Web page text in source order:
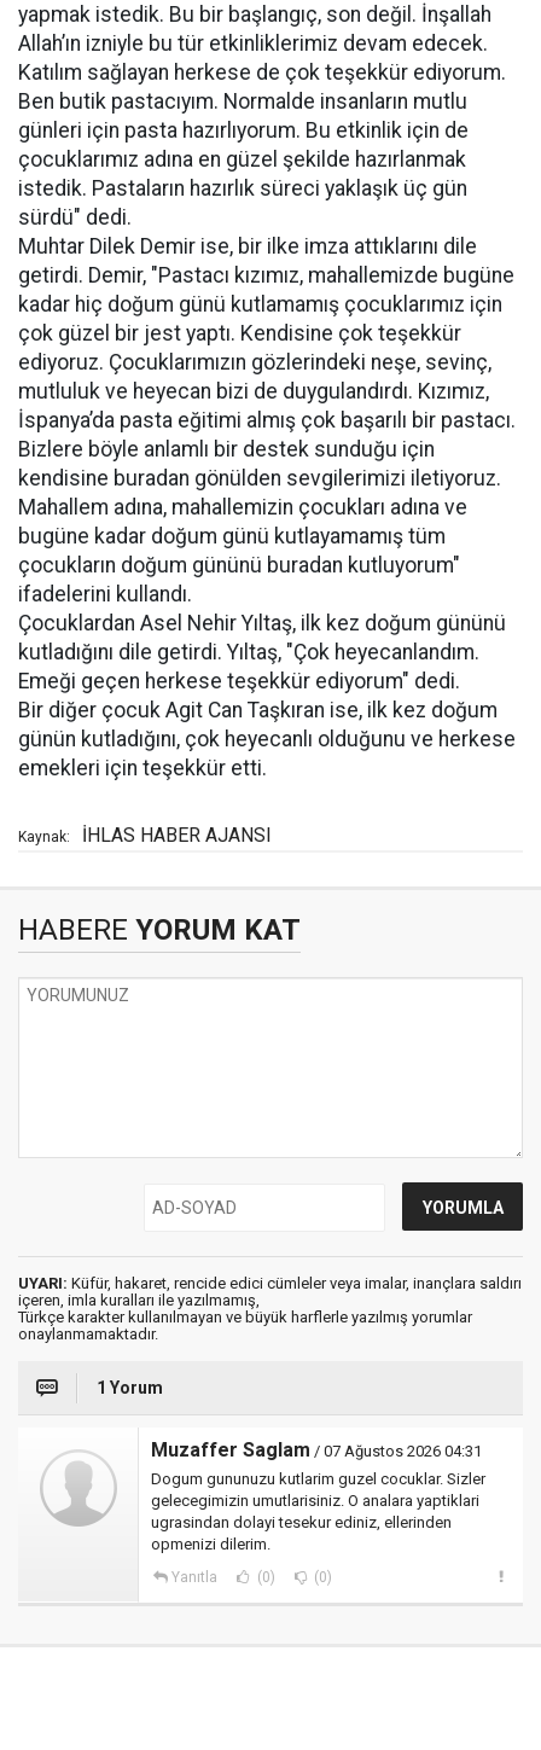
yapmak istedik. Bu bir başlangıç, son değil. İnşallah
Allah’ın izniyle bu tür etkinliklerimiz devam edecek.
Katılım sağlayan herkese de çok teşekkür ediyorum.
Ben butik pastacıyım. Normalde insanların mutlu
günleri için pasta hazırlıyorum. Bu etkinlik için de
çocuklarımız adına en güzel şekilde hazırlanmak
istedik. Pastaların hazırlık süreci yaklaşık üç gün
sürdü" dedi.
Muhtar Dilek Demir ise, bir ilke imza attıklarını dile
getirdi. Demir, "Pastacı kızımız, mahallemizde bugüne
kadar hiç doğum günü kutlamamış çocuklarımız için
çok güzel bir jest yaptı. Kendisine çok teşekkür
ediyoruz. Çocuklarımızın gözlerindeki neşe, sevinç,
mutluluk ve heyecan bizi de duygulandırdı. Kızımız,
İspanya’da pasta eğitimi almış çok başarılı bir pastacı.
Bizlere böyle anlamlı bir destek sunduğu için
kendisine buradan gönülden sevgilerimizi iletiyoruz.
Mahallem adına, mahallemizin çocukları adına ve
bugüne kadar doğum günü kutlayamamış tüm
çocukların doğum gününü buradan kutluyorum"
ifadelerini kullandı.
Çocuklardan Asel Nehir Yıltaş, ilk kez doğum gününü
kutladığını dile getirdi. Yıltaş, "Çok heyecanlandım.
Emeği geçen herkese teşekkür ediyorum" dedi.
Bir diğer çocuk Agit Can Taşkıran ise, ilk kez doğum
günün kutladığını, çok heyecanlı olduğunu ve herkese
emekleri için teşekkür etti.
Kaynak: İHLAS HABER AJANSI
HABERE YORUM KAT
UYARI: Küfür, hakaret, rencide edici cümleler veya imalar, inançlara saldırı
içeren, imla kuralları ile yazılmamış,
Türkçe karakter kullanılmayan ve büyük harflerle yazılmış yorumlar
onaylanmamaktadır.
1 Yorum
Muzaffer Saglam / 07 Ağustos 2026 04:31
Dogum gununuzu kutlarim guzel cocuklar. Sizler
gelecegimizin umutlarisiniz. O analara yaptiklari
ugrasindan dolayi tesekur ediniz, ellerinden
opmenizi dilerim.
Yanıtla (0) (0)